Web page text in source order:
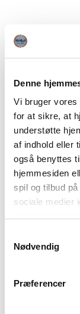
Denne
Vi bruger
for at sikre, at
understøtte
af indhold eller
også benyttes
hjemmesiden
spil og tilbud
sociale medier
Du kan læse
"Detaljer" eller
Nødvendig
Præferencer